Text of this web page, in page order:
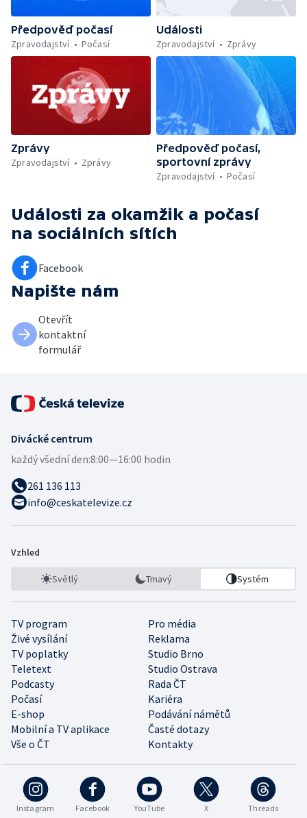
Předpověď počasí
Zpravodajství
Počasí
Události
Zpravodajství
Zprávy
Zprávy
Zpravodajství
Zprávy
Předpověď počasí,
sportovní zprávy
Zpravodajství
Počasí
Události za okamžik a počasí
na sociálních sítích
Facebook
Napište nám
Otevřít
kontaktní
formulář
Divácké centrum
každý všední den:8:00—16:00 hodin
261 136 113
info@ceskatelevize.cz
Vzhled
Světlý Tmavý Systém
TV program
Pro média
Živé vysílání
Reklama
TV poplatky
Studio Brno
Teletext
Studio Ostrava
Podcasty
Rada ČT
Počasí
Kariéra
E-shop
Podávání námětů
Mobilní a TV aplikace
Časté dotazy
Vše o ČT
Kontakty
Instagram Facebook YouTube X Threads